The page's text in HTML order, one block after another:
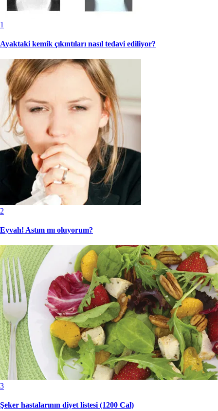
1
Ayaktaki kemik çıkıntıları nasıl tedavi ediliyor?
2
Eyvah! Astım mı oluyorum?
3
Şeker hastalarının diyet listesi (1200 Cal)